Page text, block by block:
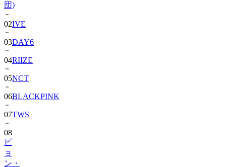
団)
02IVE
03DAY6
04RIIZE
05NCT
06BLACKPINK
07TWS
08
ピ
ョ
ン・